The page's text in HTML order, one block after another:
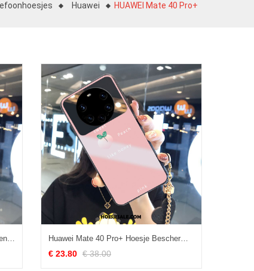
Huawei HUAWEI Mate 40 Pro+
Huawei Mate 40 Pro+ Hoesje Scheppend Mobiele Telefoon Hoes Anti-fall Spiegel Korting Huawei Mate 40 Pro+ Hoesje Bescherming Vers All Inclusive Spiegel Koe Aanbiedingen
€ 23.80 € 38.00